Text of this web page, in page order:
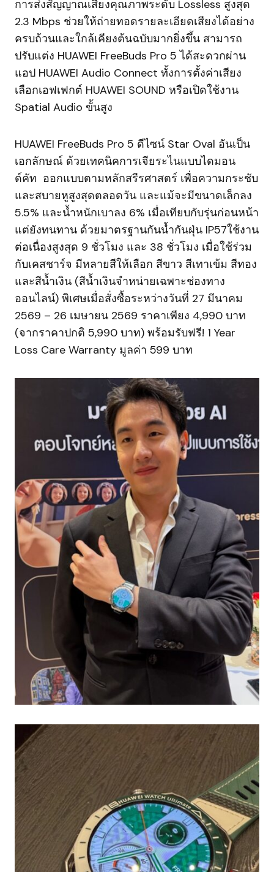
การส่งสัญญาณเสียงคุณภาพระดับ Lossless สูงสุด
2.3 Mbps ช่วยให้ถ่ายทอดรายละเอียดเสียงได้อย่าง
ครบถ้วนและใกล้เคียงต้นฉบับมากยิ่งขึ้น สามารถ
ปรับแต่ง HUAWEI FreeBuds Pro 5 ได้สะดวกผ่าน
แอป HUAWEI Audio Connect ทั้งการตั้งค่าเสียง
เลือกเอฟเฟกต์ HUAWEI SOUND หรือเปิดใช้งาน
Spatial Audio ขั้นสูง
HUAWEI FreeBuds Pro 5 ดีไซน์ Star Oval อันเป็น
เอกลักษณ์ ด้วยเทคนิคการเจียระไนแบบไดมอน
ด์คัท ออกแบบตามหลักสรีรศาสตร์ เพื่อความกระชับ
และสบายหูสูงสุดตลอดวัน และแม้จะมีขนาดเล็กลง
5.5% และน้ำหนักเบาลง 6% เมื่อเทียบกับรุ่นก่อนหน้า
แต่ยังทนทาน ด้วยมาตรฐานกันน้ำกันฝุ่น IP57ใช้งาน
ต่อเนื่องสูงสุด 9 ชั่วโมง และ 38 ชั่วโมง เมื่อใช้ร่วม
กับเคสชาร์จ มีหลายสีให้เลือก สีขาว สีเทาเข้ม สีทอง
และสีน้ำเงิน (สีน้ำเงินจำหน่ายเฉพาะช่องทาง
ออนไลน์) พิเศษเมื่อสั่งซื้อระหว่างวันที่ 27 มีนาคม
2569 – 26 เมษายน 2569 ราคาเพียง 4,990 บาท
(จากราคาปกติ 5,990 บาท) พร้อมรับฟรี! 1 Year
Loss Care Warranty มูลค่า 599 บาท